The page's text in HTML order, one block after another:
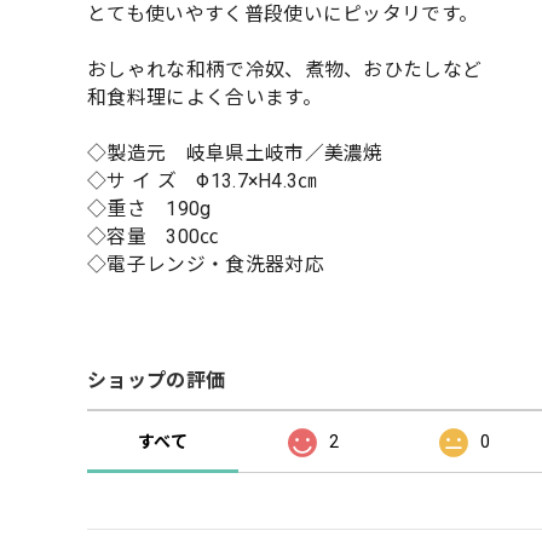
とても使いやすく普段使いにピッタリです。
おしゃれな和柄で冷奴、煮物、おひたしなど
和食料理によく合います。
◇製造元 岐阜県土岐市／美濃焼
◇サ イ ズ Φ13.7×H4.3㎝
◇重さ 190g
◇容量 300㏄
◇電子レンジ・食洗器対応
ショップの評価
すべて 2 0